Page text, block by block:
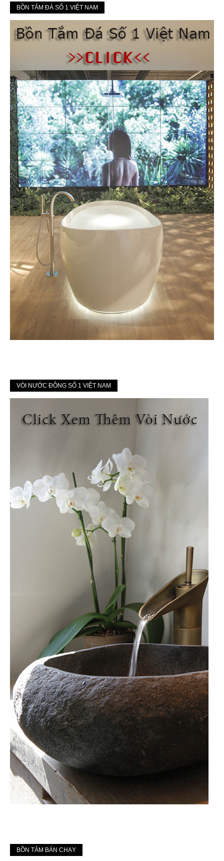
BỒN TẮM ĐÁ SỐ 1 VIỆT NAM
VÒI NƯỚC ĐỒNG SỐ 1 VIỆT NAM
BỒN TẮM BÁN CHẠY